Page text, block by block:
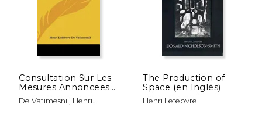
Consultation Sur Les
Mesures Annoncees
En 1845: Contre Les
Associations
De Vatimesnil, Henri
The Production of
Space (en Inglés)
Henri Lefebvre